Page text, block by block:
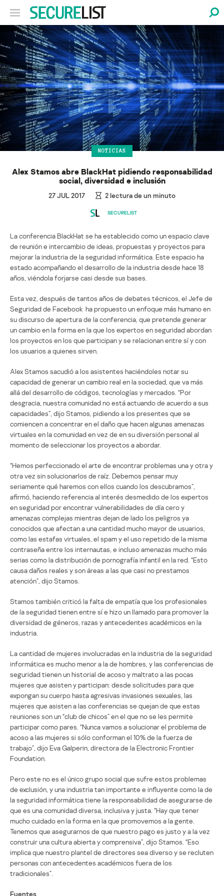
NOTICIAS
Alex Stamos abre BlackHat pidiendo responsabilidad
social, diversidad e inclusión
27 JUL 2017 2lectura de un minuto
SECURELIST
La conferencia BlackHat se ha establecido como un espacio clave
de reunión e intercambio de ideas, propuestas y proyectos para
mejorar la industria de la seguridad informática. Este espacio ha
estado acompañando el desarrollo de la industria desde hace 18
años, viéndola forjarse casi desde sus bases.
Esta vez, después de tantos años de debates técnicos, el Jefe de
Seguridad de Facebook ha propuesto un enfoque más humano en
su discurso de apertura de la conferencia, que pretende generar
un cambio en la forma en la que los expertos en seguridad abordan
los proyectos en los que participan y se relacionan entre sí y con
los usuarios a quienes sirven.
Alex Stamos sacudió a los asistentes haciéndoles notar su
capacidad de generar un cambio real en la sociedad, que va más
allá del desarrollo de códigos, tecnologías y mercados. “Por
desgracia, nuestra comunidad no está actuando de acuerdo a sus
capacidades”, dijo Stamos, pidiendo a los presentes que se
comiencen a concentrar en el daño que hacen algunas amenazas
virtuales en la comunidad en vez de en su diversión personal al
momento de seleccionar los proyectos a abordar.
“Hemos perfeccionado el arte de encontrar problemas una y otra y
otra vez sin solucionarlos de raíz. Debemos pensar muy
seriamente qué haremos con ellos cuando los descubramos”,
afirmó, haciendo referencia al interés desmedido de los expertos
en seguridad por encontrar vulnerabilidades de día cero y
amenazas complejas mientras dejan de lado los peligros ya
conocidos que afectan a una cantidad mucho mayor de usuarios,
como las estafas virtuales, el spam y el uso repetido de la misma
contraseña entre los internautas, e incluso amenazas mucho más
serias como la distribución de pornografía infantil en la red. “Esto
causa daños reales y son áreas a las que casi no prestamos
atención”, dijo Stamos.
Stamos también criticó la falta de empatía que los profesionales
de la seguridad tienen entre sí e hizo un llamado para promover la
diversidad de géneros, razas y antecedentes académicos en la
industria.
La cantidad de mujeres involucradas en la industria de la seguridad
informática es mucho menor a la de hombres, y las conferencias de
seguridad tienen un historial de acoso y maltrato a las pocas
mujeres que asisten y participan: desde solicitudes para que
expongan su cuerpo hasta agresivas invasiones sexuales, las
mujeres que asisten a las conferencias se quejan de que estas
reuniones son un “club de chicos” en el que no se les permite
participar como pares. “Nunca vamos a solucionar el problema de
acoso a las mujeres si sólo conforman el 10% de la fuerza de
trabajo”, dijo Eva Galperin, directora de la Electronic Frontier
Foundation.
Pero este no es el único grupo social que sufre estos problemas
de exclusión, y una industria tan importante e influyente como la de
la seguridad informática tiene la responsabilidad de asegurarse de
que es una comunidad diversa, inclusiva y justa. “Hay que tener
mucho cuidado en la forma en la que promovemos a la gente.
Tenemos que asegurarnos de que nuestro pago es justo y a la vez
construir una cultura abierta y comprensiva”, dijo Stamos. “Eso
implica que nuestro plantel de directores sea diverso y se recluten
personas con antecedentes académicos fuera de los
tradicionales”.
Fuentes